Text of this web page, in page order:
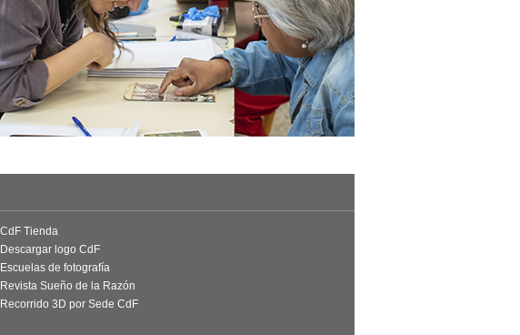
CdF Tienda
Descargar logo CdF
Escuelas de fotografía
Revista Sueño de la Razón
Recorrido 3D por Sede CdF